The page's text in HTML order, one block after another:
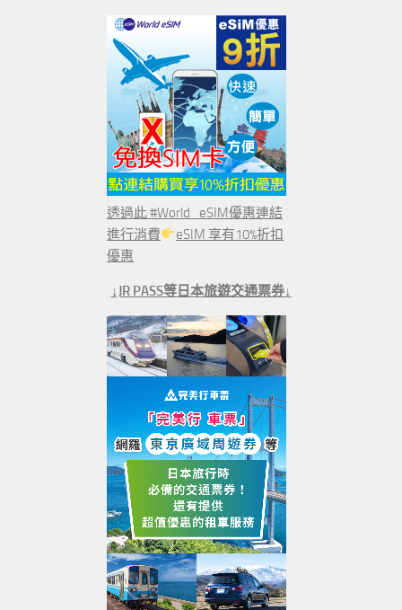
透過此 #World_eSIM優惠連結
進行消費
eSIM 享有10%折扣
優惠
↓JR PASS等日本旅遊交通票券↓